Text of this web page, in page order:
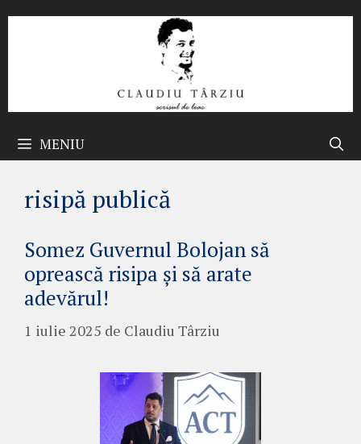
MENIU
risipă publică
Somez Guvernul Bolojan să
oprească risipa și să arate
adevărul!
1 iulie 2025 de Claudiu Târziu